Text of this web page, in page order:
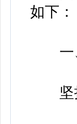
如下：
一
坚持